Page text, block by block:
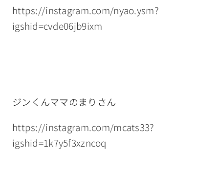
https://instagram.com/nyao.ysm?
igshid=cvde06jb9ixm
ジンくんママのまりさん
https://instagram.com/mcats33?
igshid=1k7y5f3xzncoq